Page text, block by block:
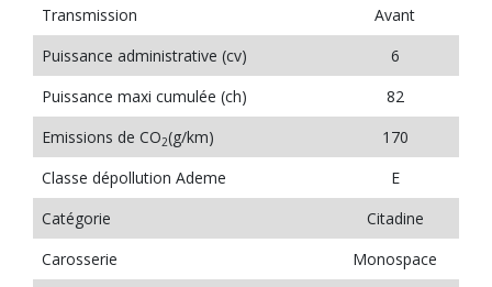
Transmission
Avant
Puissance administrative (cv)
6
Puissance maxi cumulée (ch)
82
Emissions de CO2(g/km)
170
Classe dépollution Ademe
E
Catégorie
Citadine
Carosserie
Monospace